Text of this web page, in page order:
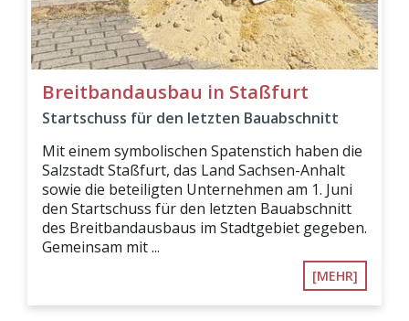
Breitbandausbau in Staßfurt
Startschuss für den letzten Bauabschnitt
Mit einem symbolischen Spatenstich haben die
Salzstadt Staßfurt, das Land Sachsen-Anhalt
sowie die beteiligten Unternehmen am 1. Juni
den Startschuss für den letzten Bauabschnitt
des Breitbandausbaus im Stadtgebiet gegeben.
Gemeinsam mit ...
[MEHR]